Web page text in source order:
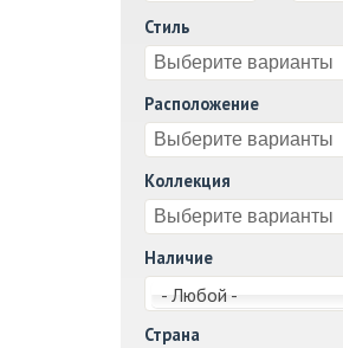
Стиль
Расположение
Коллекция
Наличие
- Любой -
Страна